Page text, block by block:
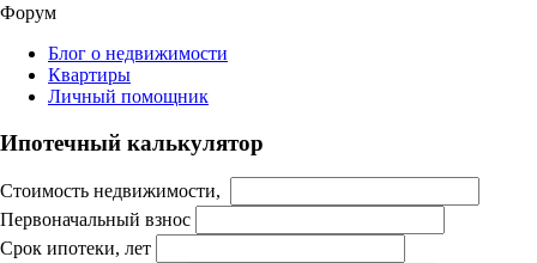
Форум
Блог о недвижимости
Квартиры
Личный помощник
Ипотечный калькулятор
Стоимость недвижимости,
Первоначальный взнос
Срок ипотеки, лет